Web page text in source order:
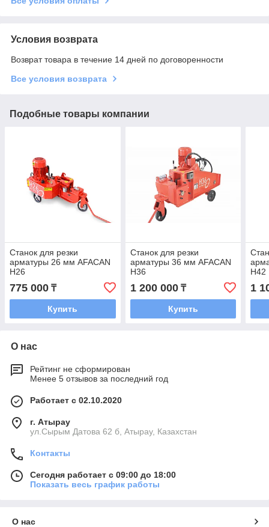
Условия возврата
Возврат товара в течение 14 дней по договоренности
Все условия возврата
Подобные товары компании
Станок для резки
арматуры 26 мм AFACAN
H26
775 000 ₸
Купить
Станок для резки
арматуры 36 мм AFACAN
H36
1 200 000₸
Купить
H42
1
О нас
Рейтинг не сформирован
Менее 5 отзывов за последний год
Работает с 02.10.2020
г. Атырау
ул.Сырым Датова 62 б, Атырау, Казахстан
Контакты
Сегодня работает с 09:00 до 18:00
Показать весь график работы
О нас